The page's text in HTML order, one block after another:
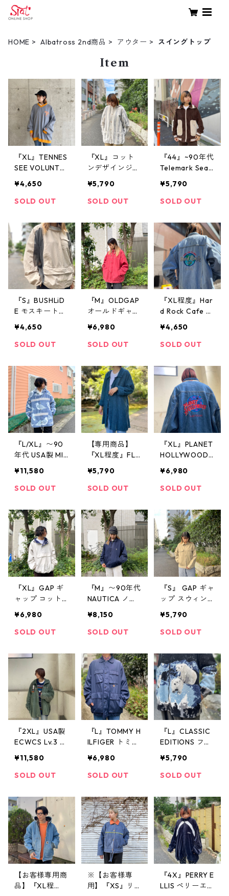
HOME Albatross 2nd商品 アウター スイングトップ
Item
『XL』TENNES
SEE VOLUNTEE
テネシー大学
ボランティア
ト ピステ グレ
ー オレンジ 千
鳥柄 古着 古着
屋 高円寺 ビン
テージ
¥4,650
SOLD OUT
『XL』コット
ンデザインジャ
ンジャケット
フード付き 生
プ 古着 古着屋
高円寺 ビンテ
ージ
¥5,790
SOLD OUT
『44』~90年代
Telemark Sear
トラック ジャ
ケット 太畝 茶
円寺 ビンテー
ジ
¥5,790
SOLD OUT
『S』BUSHLiD
E モスキートパ
ーバー ジャケ
ット ベージュ
着 古着屋 高円
寺 ビンテージ
¥4,650
SOLD OUT
『M』OLDGAP
オールドギャッ
プ ナイロンジ
ャケット フー
ン 赤 古着 古着
屋 高円寺 ビン
テージ
¥6,980
SOLD OUT
『XL程度』Har
d Rock Cafe ハ
ェ デニムジャ
ケット トラッ
ージャン 刺繍
アイスブルー
古着 古着屋 高
円寺 ビンテー
ジ
¥4,650
SOLD OUT
『L/XL』〜90
年代 USA製 MI
シガンラグ ス
ナップパーカー
ット フード付
き 鳥柄 古着 古
着屋 高円寺 ビ
ンテージ
¥11,580
SOLD OUT
【専用商品】
『XL程度』FLA
リネンジャケッ
ト 長袖 ジャケ
着屋 高円寺 ビ
ンテージ
¥5,790
SOLD OUT
『XL』PLANET
HOLLYWOOD
ウッド デニム
ジャケット ト
バック刺繍 青
古着 古着屋 高
円寺 ビンテー
ジ
¥6,980
SOLD OUT
『XL』GAP ギ
ャップ コット
ーカー アノラ
ック プルオー
古着 古着屋 高
¥6,980
SOLD OUT
『M』〜90年代
NAUTICA ノー
タグ スイング
トップ コット
プ ブルゾンタ
イプ ネイビー
紺 古着 古着屋
高円寺 ビンテ
ージ
¥8,150
SOLD OUT
『S』 GAP ギャ
ップ スウィン
ジュ 古着 古着
屋 高円寺 ビン
¥5,790
SOLD OUT
『2XL』USA製
ECWCS Lv.3 エ
リースジャケッ
ト フリース カ
屋 高円寺 ビン
テージ
¥11,580
SOLD OUT
『L』TOMMY H
ILFIGER トミー
ナイロン ジャ
ケット カバー
着 古着屋 高円
寺 ビンテージ
¥6,980
SOLD OUT
『L』CLASSIC
EDITIONS フリ
ト 白くま 古着
古着屋 高円寺
¥5,790
SOLD OUT
【お客様専用商
品】『XL程
※【お客様専
用】『XS』リ
『4X』PERRY E
LLIS ペリーエリ